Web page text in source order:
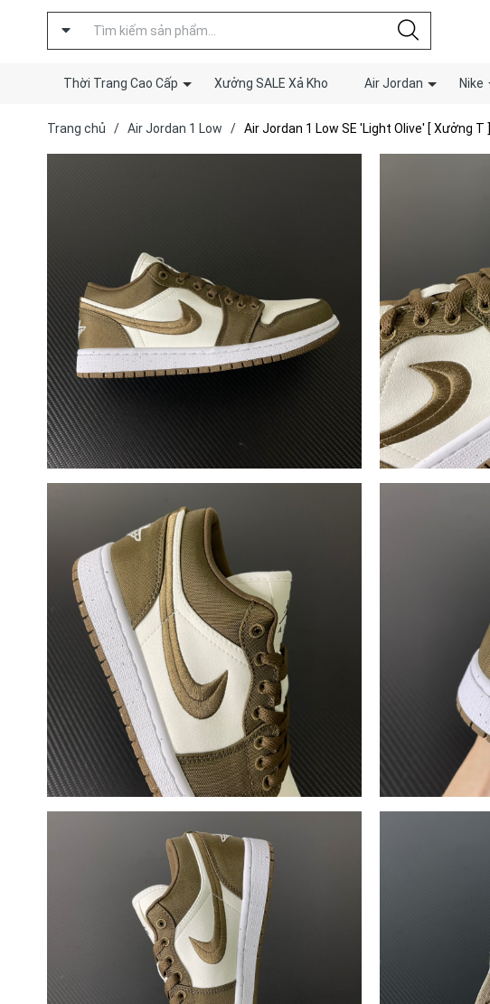
Thời Trang Cao Cấp Xưởng SALE Xả Kho Air Jordan Nike
Trang chủ / Air Jordan 1 Low / Air Jordan 1 Low SE 'Light Olive' [ Xưởng T ]